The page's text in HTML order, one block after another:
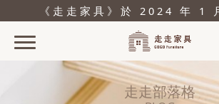
《走走家具》於 2024 年 1
走走部落格